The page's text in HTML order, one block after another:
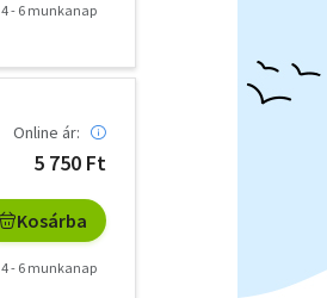
4 - 6 munkanap
Online ár:
5 750 Ft
Kosárba
4 - 6 munkanap